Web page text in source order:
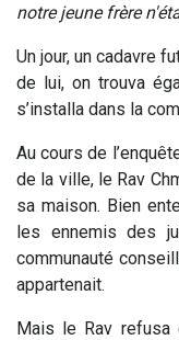
notre jeune frère
Un jour, un cadavre
de lui, on trouva
s’installa dans la
Au cours de
de la ville, le Rav
sa maison. Bien
les ennemis des
communauté
appartenait.
Mais le Rav refusa